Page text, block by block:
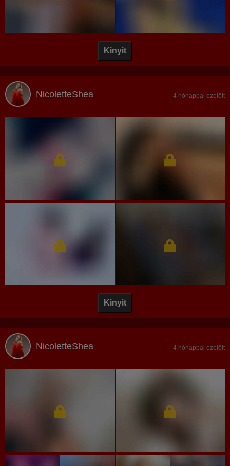
Kinyit
NicoletteShea 4 hónappal ezelőtt
Kinyit
NicoletteShea 4 hónappal ezelőtt